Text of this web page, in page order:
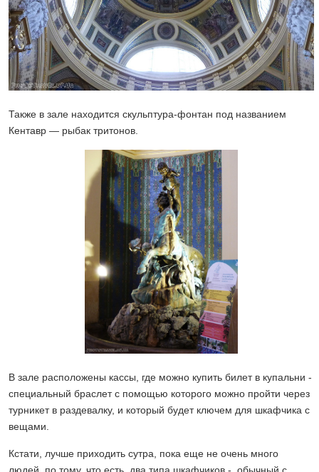
Также в зале находится скульптура-фонтан под названием
Кентавр — рыбак тритонов.
В зале расположены кассы, где можно купить билет в купальни -
специальный браслет с помощью которого можно пройти через
турникет в раздевалку, и который будет ключем для шкафчика с
вещами.
Кстати, лучше приходить сутра, пока еще не очень много